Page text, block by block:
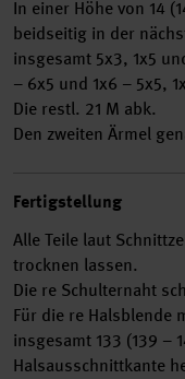
In einer Höhe von 14
beidseitig in der
insgesamt 5x3, 1x5
– 6x5 und 1x6 – 5x5,
Die restl. 21 M abk.
Den zweiten Ärmel
Fertigstellung
Alle Teile laut
trocknen lassen.
Die re Schulternaht
Für die re Halsblende
insgesamt 133 (139 –
Halsausschnittkante